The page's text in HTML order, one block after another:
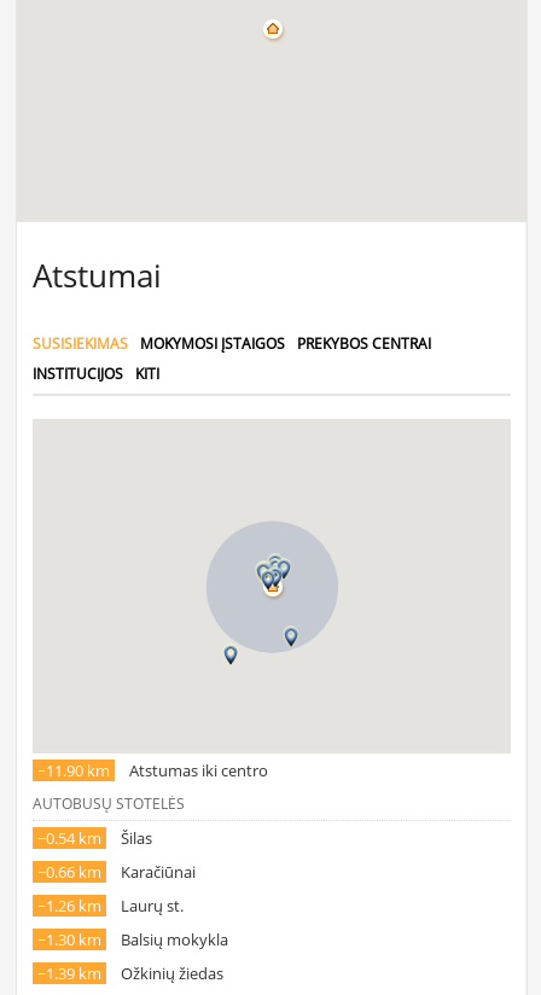
Atstumai
SUSISIEKIMAS MOKYMOSI ĮSTAIGOS
PREKYBOS CENTRAI
INSTITUCIJOS
KITI
~11.90 km Atstumas iki centro
AUTOBUSŲ STOTELĖS
~0.54 km
Šilas
~0.66 km
Karačiūnai
~1.26 km
Laurų st.
~1.30 km
Balsių mokykla
~1.39 km
Ožkinių žiedas